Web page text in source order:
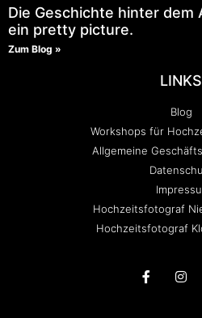
Die Geschichte hinter dem
ein pretty picture.
Zum Blog »
LINKS
Blog
Workshops für
Allgemeine
Hochzeitsfotograf
Hochzeitsfotograf